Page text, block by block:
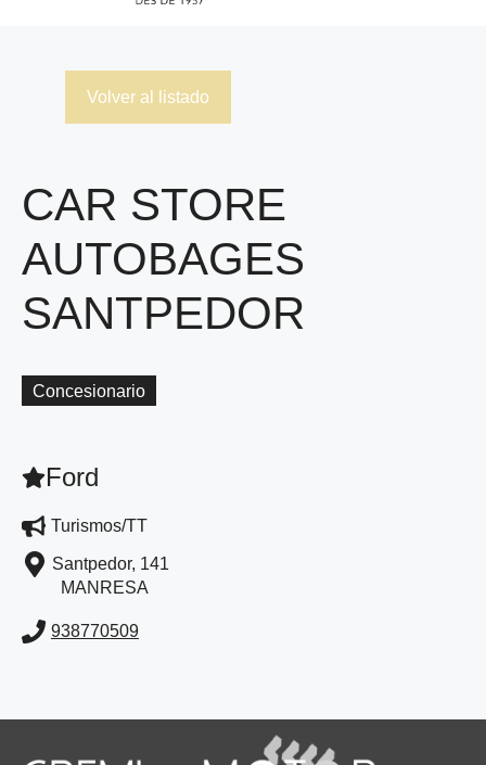
Volver al listado
CAR STORE
AUTOBAGES
SANTPEDOR
Concesionario
Ford
Turismos/TT
Santpedor, 141
MANRESA
938770509